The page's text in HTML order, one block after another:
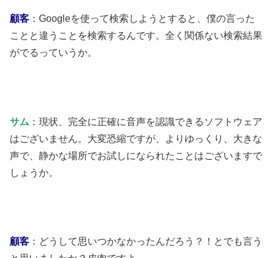
顧客 ：Googleを使って検索しようとすると、僕の言った
ことと違うことを検索するんです。全く関係ない検索結果
がでるっていうか。
サム ：現状、完全に正確に音声を認識できるソフトウェア
はございません。大変恐縮ですが、よりゆっくり、大きな
声で、静かな場所でお試しになられたことはございますで
しょうか。
顧客 ：どうして思いつかなかったんだろう？！とでも言う